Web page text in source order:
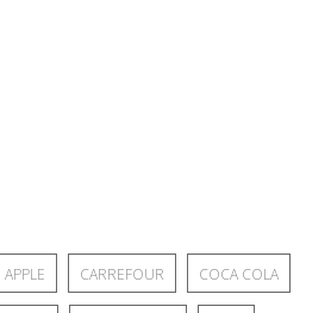
APPLE CARREFOUR COCA COLA